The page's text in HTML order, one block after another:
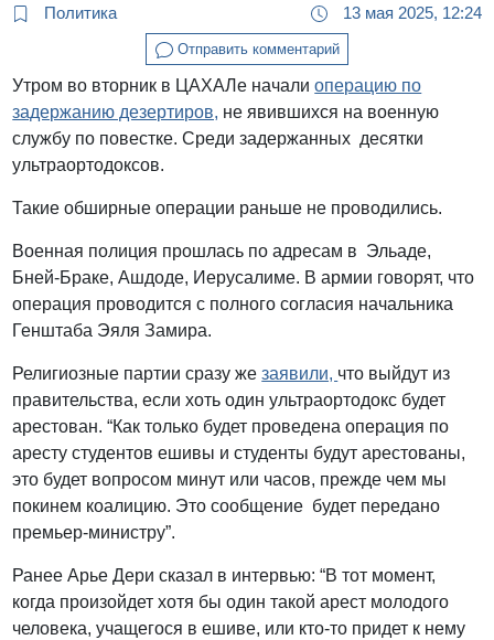
Политика 13 мая 2025, 12:24
Отправить комментарий
Утром во вторник в ЦАХАЛе началиоперацию по
задержанию дезертиров, не явившихся на военную
службу по повестке. Среди задержанных десятки
ультраортодоксов.
Такие обширные операции раньше не проводились.
Военная полиция прошлась по адресам в Эльаде,
Бней-Браке, Ашдоде, Иерусалиме. В армии говорят, что
операция проводится с полного согласия начальника
Генштаба Эяля Замира.
Религиозные партии сразу жезаявили, что выйдут из
правительства, если хоть один ультраортодокс будет
арестован. “Как только будет проведена операция по
аресту студентов ешивы и студенты будут арестованы,
это будет вопросом минут или часов, прежде чем мы
покинем коалицию. Это сообщение будет передано
премьер-министру”.
Ранее Арье Дери сказал в интервью: “В тот момент,
когда произойдет хотя бы один такой арест молодого
человека, учащегося в ешиве, или кто-то придет к нему